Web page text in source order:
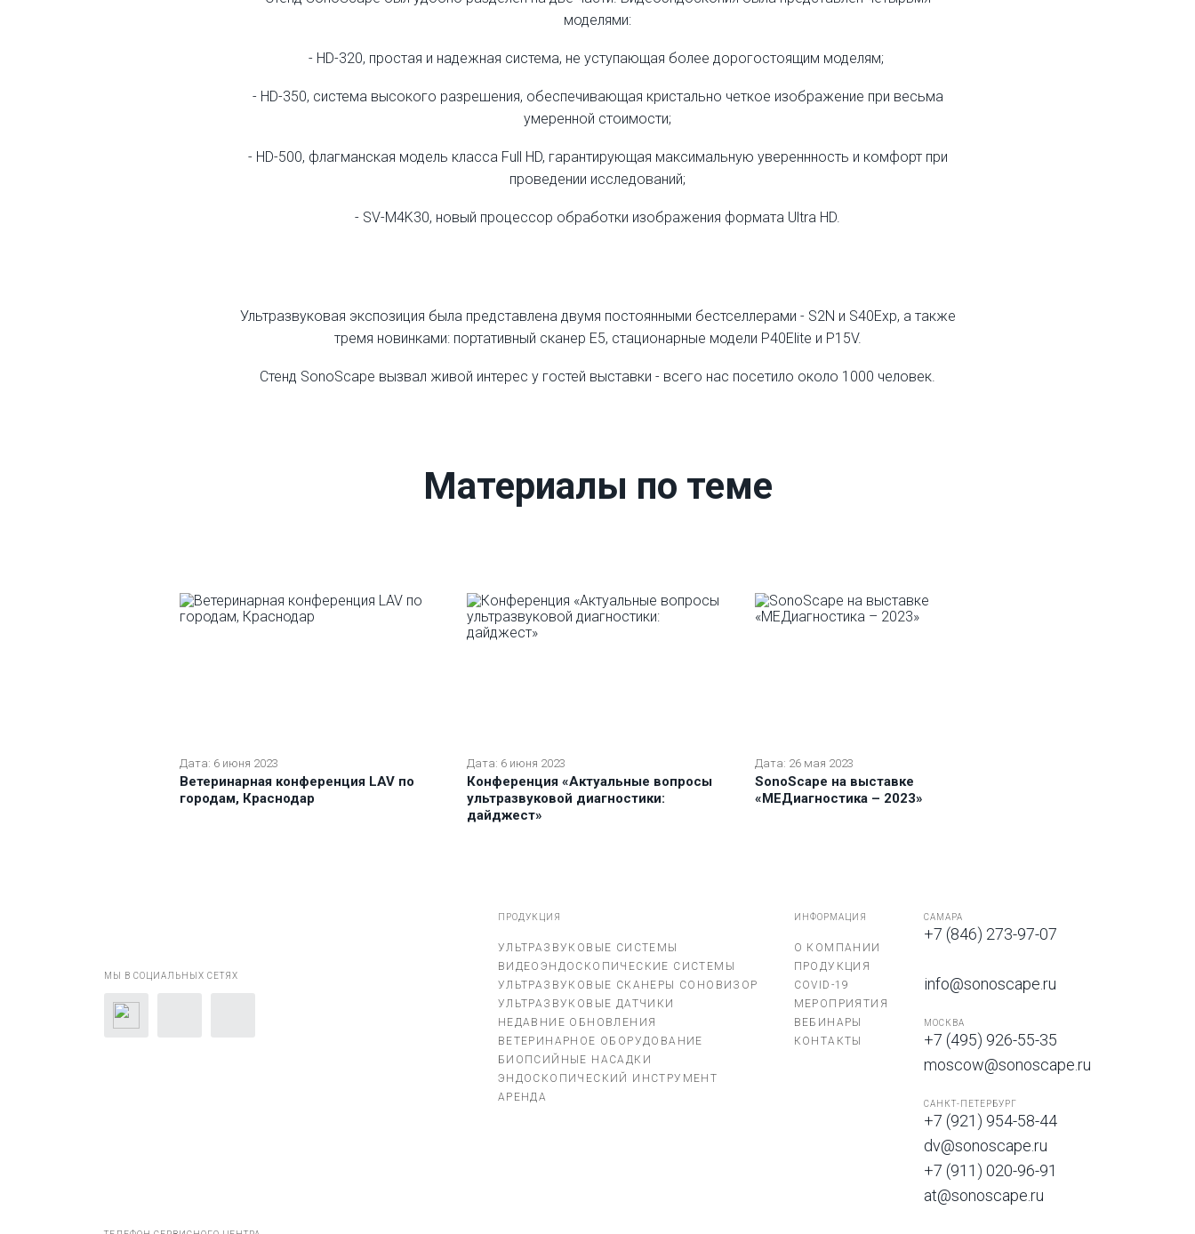
моделями:
- HD-320, простая и надежная система, не уступающая более дорогостоящим моделям;
- HD-350, система высокого разрешения, обеспечивающая кристально четкое изображение при весьма
умеренной стоимости;
- HD-500, флагманская модель класса Full HD, гарантирующая максимальную увереннность и комфорт при
проведении исследований;
- SV-M4K30, новый процессор обработки изображения формата Ultra HD.
Ультразвуковая экспозиция была представлена двумя постоянными бестселлерами - S2N и S40Exp, а также
тремя новинками: портативный сканер E5, стационарные модели P40Elite и P15V.
Стенд SonoScape вызвал живой интерес у гостей выставки - всего нас посетило около 1000 человек.
Материалы по теме
Дата: 6 июня 2023
Ветеринарная конференция LAV по
городам, Краснодар
Дата: 6 июня 2023
Конференция «Актуальные вопросы
ультразвуковой диагностики:
дайджест»
Дата: 26 мая 2023
SonoScape на выставке
«МEДиагностика – 2023»
МЫ В СОЦИАЛЬНЫХ СЕТЯХ
ПРОДУКЦИЯ
УЛЬТРАЗВУКОВЫЕ СИСТЕМЫ
ВИДЕОЭНДОСКОПИЧЕСКИЕ СИСТЕМЫ
УЛЬТРАЗВУКОВЫЕ СКАНЕРЫ СОНОВИЗОР
УЛЬТРАЗВУКОВЫЕ ДАТЧИКИ
НЕДАВНИЕ ОБНОВЛЕНИЯ
ВЕТЕРИНАРНОЕ ОБОРУДОВАНИЕ
БИОПСИЙНЫЕ НАСАДКИ
ЭНДОСКОПИЧЕСКИЙ ИНСТРУМЕНТ
АРЕНДА
ИНФОРМАЦИЯ
О КОМПАНИИ
ПРОДУКЦИЯ
COVID-19
МЕРОПРИЯТИЯ
ВЕБИНАРЫ
КОНТАКТЫ
САМАРА
+7 (846) 273-97-07
info@sonoscape.ru
МОСКВА
+7 (495) 926-55-35
moscow@sonoscape.ru
САНКТ-ПЕТЕРБУРГ
+7 (921) 954-58-44
dv@sonoscape.ru
+7 (911) 020-96-91
at@sonoscape.ru